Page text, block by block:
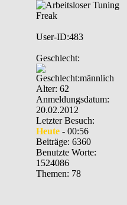
User-ID:483
Geschlecht:
Alter: 62
Anmeldungsdatum:
20.02.2012
Letzter Besuch:
Heute- 00:56
Beiträge: 6360
Benutzte Worte:
1524086
Themen: 78